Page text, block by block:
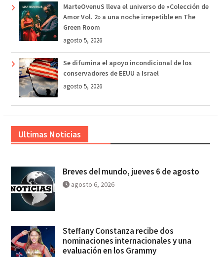
MarteOvenuS lleva el universo de «Colección de
Amor Vol. 2» a una noche irrepetible en The
Green Room
agosto 5, 2026
Se difumina el apoyo incondicional de los
conservadores de EEUU a Israel
agosto 5, 2026
Ultimas Noticias
Breves del mundo, jueves 6 de agosto
agosto 6, 2026
Steffany Constanza recibe dos
nominaciones internacionales y una
evaluación en los Grammy